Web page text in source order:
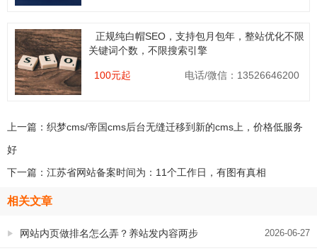
正规纯白帽SEO，支持包月包年，整站优化不限
关键词个数，不限搜索引擎
100元起 电话/微信：13526646200
上一篇： 织梦cms/帝国cms后台无缝迁移到新的cms上，价格低服务
好
下一篇： 江苏省网站备案时间为：11个工作日，有图有真相
相关文章
2026-06-27
网站内页做排名怎么弄？养站发内容两步